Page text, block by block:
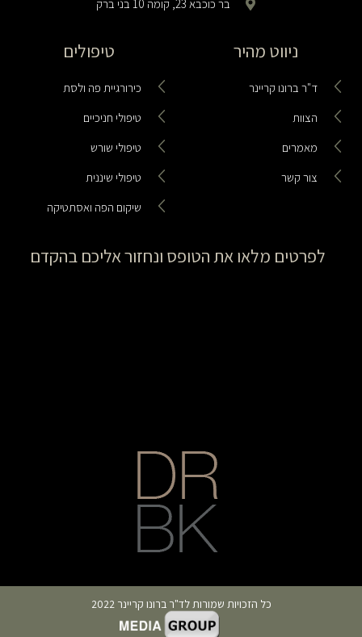
בר כוכבא 23, קומה 10 בני ברק
ניווט מהיר
ד"ר ברונו קריינר
הצוות
מאמרים
צור קשר
טיפולים
כירורגיית פה ולסת
טיפולי חניכיים
טיפולי שורש
טיפולי שיננית
שיקום הפה ואסתטיקה
לפרטים מלאו את הטופס ונחזור אליכם בהקדם
כל הזכויות שמורות לד"ר ברונו קריינר 2022